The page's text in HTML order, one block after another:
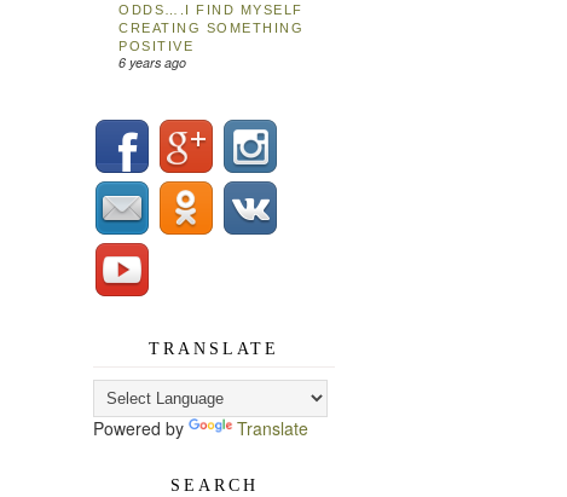
ODDS….I FIND MYSELF
CREATING SOMETHING
POSITIVE
6 years ago
TRANSLATE
Powered by Translate
SEARCH